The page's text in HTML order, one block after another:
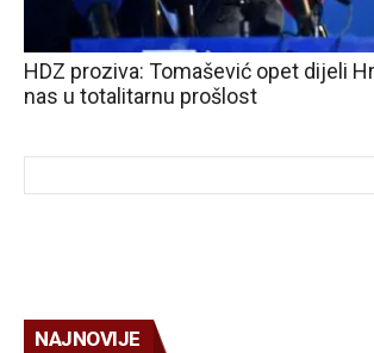
HDZ proziva: Tomašević opet dijeli
nas u totalitarnu prošlost
NAJNOVIJE